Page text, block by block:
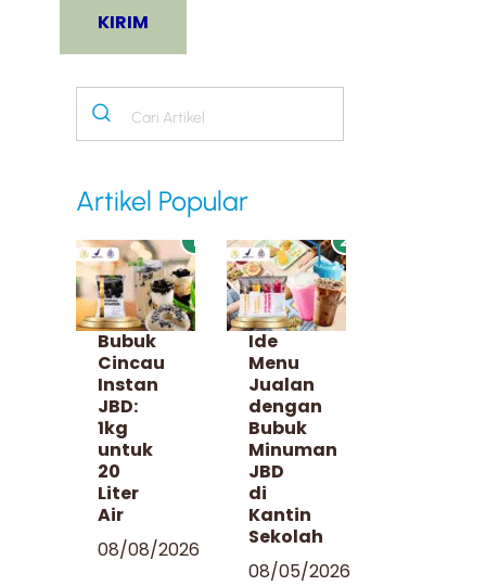
Artikel Popular
1
Bubuk
Cincau
Instan
JBD:
1kg
untuk
20
Liter
Air
08/08/2026
2
Ide
Menu
Jualan
dengan
Bubuk
Minuman
JBD
di
Kantin
Sekolah
08/05/2026